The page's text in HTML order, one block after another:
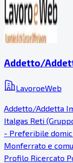
Addetto/
LavoroeWeb
Addetto/Addetta
Italgas Reti
- Preferibile
Monferrato e
Profilo Ricercato